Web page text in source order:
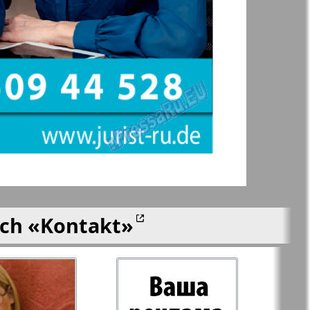
Unsere Welt
Nord
Kupi-
Partner-Sever
Bremen--NRW
Redakzija Berlin
«Kontakt»